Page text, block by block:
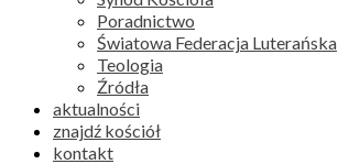
Poradnictwo
Światowa Federacja Luterańska
Teologia
Źródła
aktualności
znajdź kościół
kontakt